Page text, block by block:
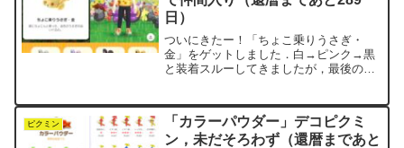
日）
ついにきたー！「ちょこ乗りうさぎ・
金」をゲットしました．白→ピンク→黒
と装着スルーしてきましたが，最後の金
るみは他のアイテムをほぼ寄せつけない
ので，ずっと単独装備でした...
ピクミン
「カラーパウダー」デコピクミ
ン，未だそろわず（還暦まであと